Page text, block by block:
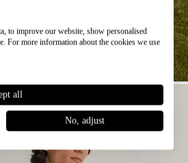
to improve our website, show personalised
For more information about the cookies we use
all
No, adjust